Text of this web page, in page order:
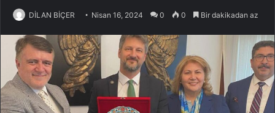
DİLAN BİÇER Nisan 16, 2024 0 0 Bir dakikadan az